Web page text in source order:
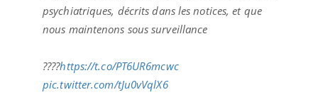
psychiatriques, décrits dans les notices, et que
nous maintenons sous surveillance
????https://t.co/PT6UR6mcwc
pic.twitter.com/tJu0vVqlX6